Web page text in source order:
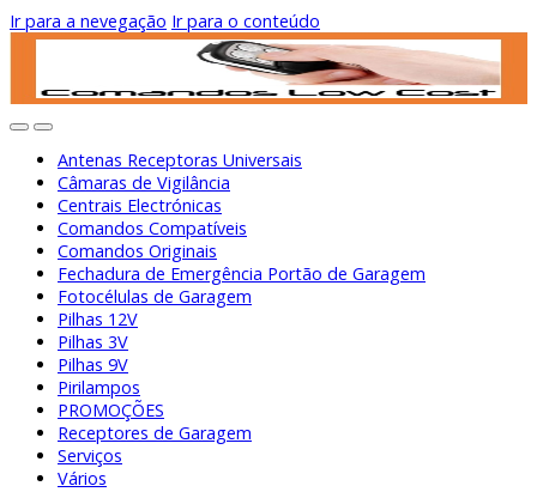
Ir para a nevegação Ir para o conteúdo
Antenas Receptoras Universais
Câmaras de Vigilância
Centrais Electrónicas
Comandos Compatíveis
Comandos Originais
Fechadura de Emergência Portão de Garagem
Fotocélulas de Garagem
Pilhas 12V
Pilhas 3V
Pilhas 9V
Pirilampos
PROMOÇÕES
Receptores de Garagem
Serviços
Vários